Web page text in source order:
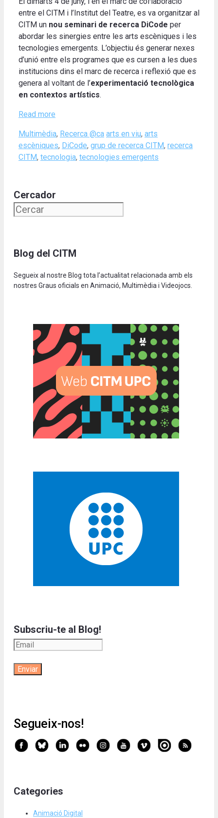
entre el CITM i l’Institut del Teatre, es va organitzar al
CITM un nou seminari de recerca DiCode per
abordar les sinergies entre les arts escèniques i les
tecnologies emergents. L’objectiu és generar nexes
d’unió entre els programes que es cursen a les dues
institucions dins el marc de recerca i reflexió que es
genera al voltant de l’experimentació tecnològica
en contextos artístics.
Read more
Categories
Multimèdia, Recerca @ca Tags
arts en viu, arts
escèniques, DiCode, grup de recerca CITM, recerca
CITM, tecnologia, tecnologies emergents
Cercador
Blog del CITM
Segueix al nostre Blog tota l’actualitat relacionada amb els
nostres Graus oficials en Animació, Multimèdia i Videojocs.
Subscriu-te al Blog!
Segueix-nos!
Categories
Animació Digital